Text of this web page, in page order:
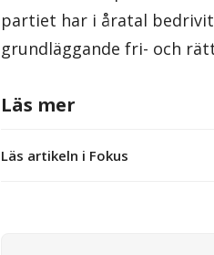
partiet har i åratal
grundläggande fri- och
Läs mer
Läs artikeln i Fokus